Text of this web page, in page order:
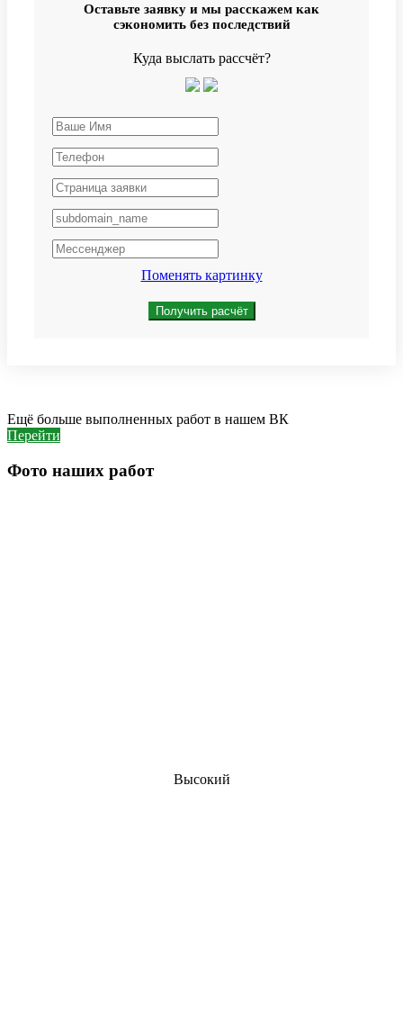
Оставьте заявку и мы расскажем как
сэкономить без последствий
Куда выслать рассчёт?
Поменять картинку
Получить расчёт
Ещё больше выполненных работ в нашем ВК
Перейти
Фото наших работ
Высокий